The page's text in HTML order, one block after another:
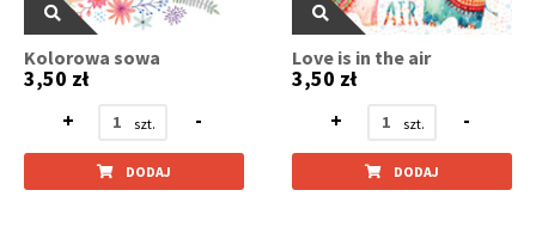
Kolorowa sowa
3,50 zł
+
-
DODAJ
Love is in the air
3,50 zł
+
-
DODAJ